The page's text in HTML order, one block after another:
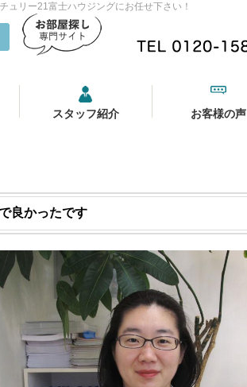
ュリー21富士ハウジングにお任せ下さい！
スタッフ紹介 お客様の声
良かったです